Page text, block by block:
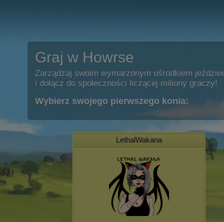
Graj w Howrse
Zarządzaj swoim wymarzonym ośrodkiem
i dołącz do społeczności liczącej miliony graczy!
Wybierz swojego pierwszego konia:
LethalWakana